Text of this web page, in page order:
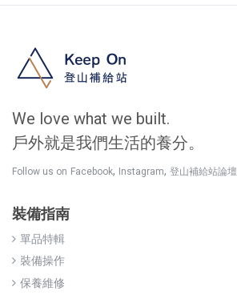
We love what we built.
戶外就是我們生活的養分。
Follow us on Facebook, Instagram, 登山補給站論壇
裝備指南
單品特輯
裝備操作
保養維修